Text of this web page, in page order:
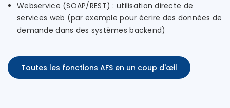
Webservice (SOAP/REST) : utilisation directe de
services web (par exemple pour écrire des données de
demande dans des systèmes backend)
Toutes les fonctions AFS en un coup d'œil